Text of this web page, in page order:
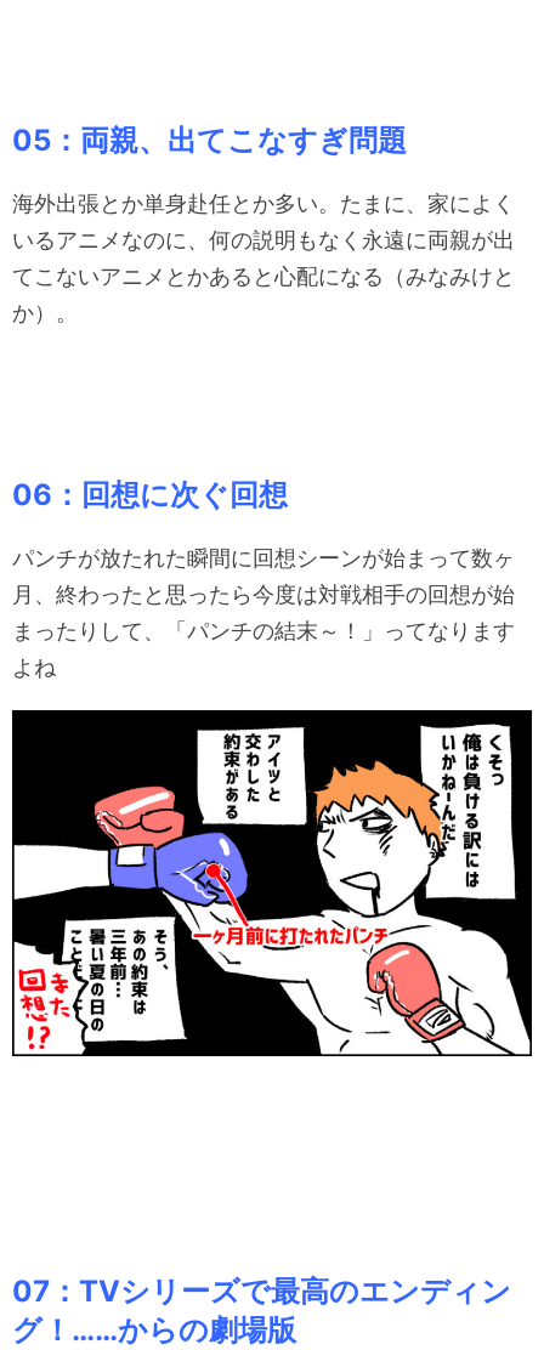
05：両親、出てこなすぎ問題
海外出張とか単身赴任とか多い。たまに、家によく
いるアニメなのに、何の説明もなく永遠に両親が出
てこないアニメとかあると心配になる（みなみけと
か）。
06：回想に次ぐ回想
パンチが放たれた瞬間に回想シーンが始まって数ヶ
月、終わったと思ったら今度は対戦相手の回想が始
まったりして、「パンチの結末～！」ってなります
よね
07：TVシリーズで最高のエンディン
グ！……からの劇場版